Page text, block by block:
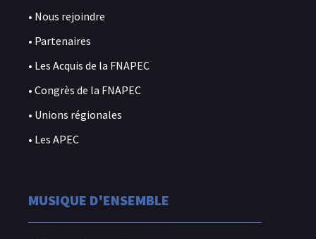
• Nous rejoindre
• Partenaires
• Les Acquis de la FNAPEC
• Congrès de la FNAPEC
• Unions régionales
• Les APEC
MUSIQUE D'ENSEMBLE